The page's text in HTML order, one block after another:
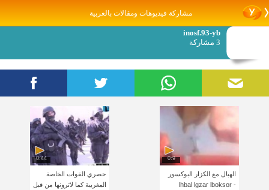
مشاركة فيديوهات ومقالات بالعربية
inosf.93-yb
3 مشاركة
0:9
الهبال مع الكزار البوكسور
lhbal lgzar lboksor -
0:44
حصري القوات الخاصة
المغربية كما لاترونها من قبل